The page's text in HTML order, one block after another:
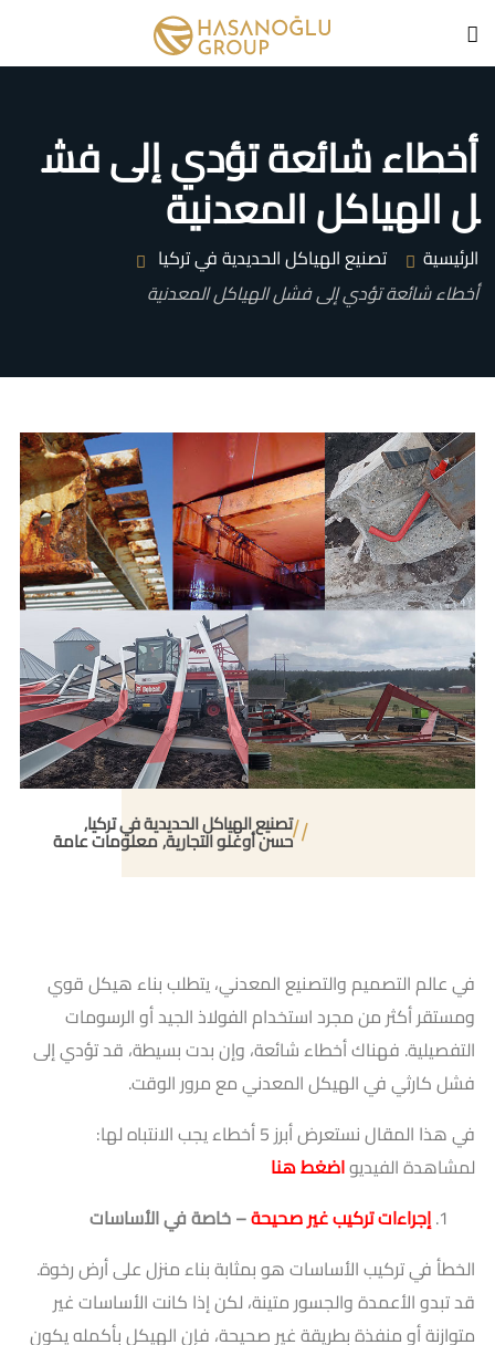
أخطاء شائعة تؤدي إلى فش
ل الهياكل المعدنية
الرئيسية
تصنيع الهياكل الحديدية في تركيا
أخطاء شائعة تؤدي إلى فشل الهياكل المعدنية
تصنيع الهياكل الحديدية في تركيا
حسن أوغلو التجارية معلومات عامة
في عالم التصميم والتصنيع المعدني، يتطلب بناء هيكل قوي
ومستقر أكثر من مجرد استخدام الفولاذ الجيد أو الرسومات
التفصيلية. فهناك أخطاء شائعة، وإن بدت بسيطة، قد تؤدي إلى
فشل كارثي في الهيكل المعدني مع مرور الوقت.
في هذا المقال نستعرض أبرز 5 أخطاء يجب الانتباه لها:
لمشاهدة الفيديواضغط هنا
إجراءات تركيب غير صحيحة– خاصة في الأساسات
الخطأ في تركيب الأساسات هو بمثابة بناء منزل على أرض رخوة.
قد تبدو الأعمدة والجسور متينة، لكن إذا كانت الأساسات غير
متوازنة أو منفذة بطريقة غير صحيحة، فإن الهيكل بأكمله يكون